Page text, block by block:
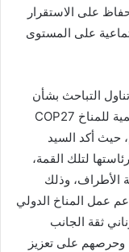
على الاستقرار
على المستوى
التباحث بشأن
موضوعات تغير المناخ، والتحضير للقمة العالمية للمناخ COP27
حيث أكد السيد
لتلك القمة،
الأطراف، وذلك
عمل المناخ الدولي
ثقة الجانب
وحرصهم على تعزيز